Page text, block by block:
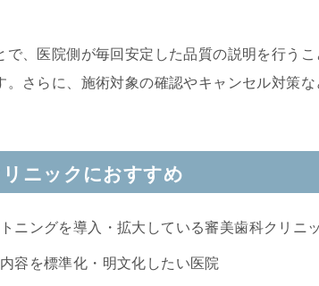
で、医院側が毎回安定した品質の説明を行う
。さらに、施術対象の確認やキャンセル対策な
ニックにおすすめ
ニングを導入・拡大している審美歯科クリニ
容を標準化・明文化したい医院